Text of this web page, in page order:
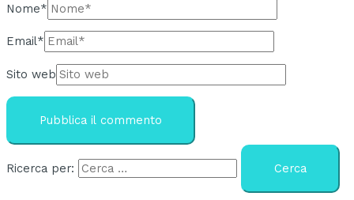
Nome*
Email*
Sito web
Ricerca per: